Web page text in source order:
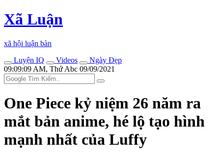
Xã Luận
xã hội luận bàn
Luyện IQ
Videos
Ngày Đẹp
09:09:09 AM, Thứ Abc 09/09/2021
One Piece kỷ niệm 26 năm ra
mắt bản anime, hé lộ tạo hình
mạnh nhất của Luffy